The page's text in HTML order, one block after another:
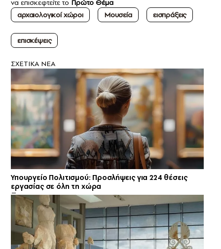
να επισκεφτείτε το Πρώτο Θέμα
αρχαιολογικοί χώροι
Μουσεία εισπράξεις
επισκέψεις
ΣXETIKA NEA
Υπουργείο Πολιτισμού: Προσλήψεις για 224 θέσεις
εργασίας σε όλη τη χώρα